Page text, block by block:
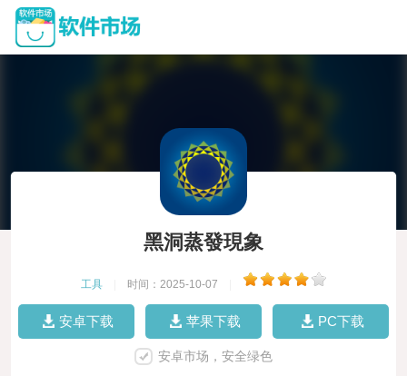
黑洞蒸發現象
工具 时间：2025-10-07
安卓下载 苹果下载 PC下载
安卓市场，安全绿色